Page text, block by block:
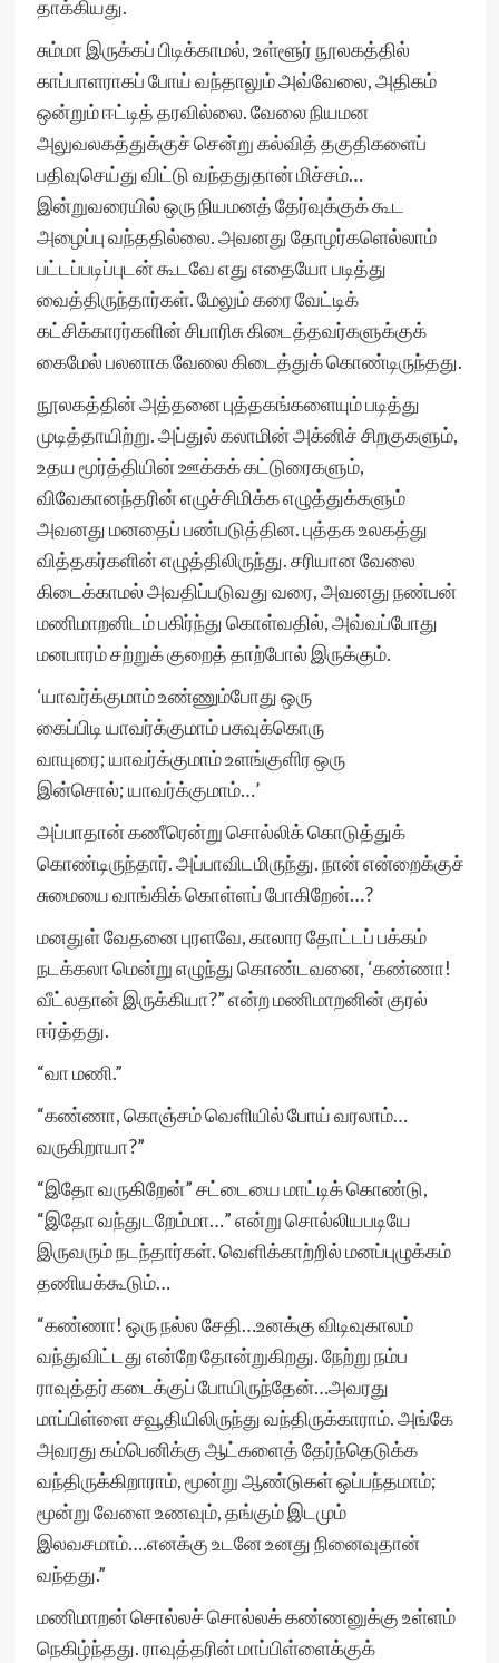
தாக்கியது.
சும்மா இருக்கப் பிடிக்காமல், உள்ளூர் நூலகத்தில்
காப்பாளராகப் போய் வந்தாலும் அவ்வேலை, அதிகம்
ஒன்றும் ஈட்டித் தரவில்லை. வேலை நியமன
அலுவலகத்துக்குச் சென்று கல்வித் தகுதிகளைப்
பதிவுசெய்து விட்டு வந்ததுதான் மிச்சம்…
இன்றுவரையில் ஒரு நியமனத் தேர்வுக்குக் கூட
அழைப்பு வந்ததில்லை. அவனது தோழர்களெல்லாம்
பட்டப்படிப்புடன் கூடவே எது எதையோ படித்து
வைத்திருந்தார்கள். மேலும் கரை வேட்டிக்
கட்சிக்காரர்களின் சிபாரிசு கிடைத்தவர்களுக்குக்
கைமேல் பலனாக வேலை கிடைத்துக் கொண்டிருந்தது.
நூலகத்தின் அத்தனை புத்தகங்களையும் படித்து
முடித்தாயிற்று. அப்துல் கலாமின் அக்னிச் சிறகுகளும்,
உதய மூர்த்தியின் ஊக்கக் கட்டுரைகளும்,
விவேகானந்தரின் எழுச்சிமிக்க எழுத்துக்களும்
அவனது மனதைப் பண்படுத்தின. புத்தக உலகத்து
வித்தகர்களின் எழுத்திலிருந்து. சரியான வேலை
கிடைக்காமல் அவதிப்படுவது வரை, அவனது நண்பன்
மணிமாறனிடம் பகிர்ந்து கொள்வதில், அவ்வப்போது
மனபாரம் சற்றுக் குறைத் தாற்போல் இருக்கும்.
‘யாவர்க்குமாம் உண்ணும்போது ஒரு
கைப்பிடி யாவர்க்குமாம் பசுவுக்கொரு
வாயுரை; யாவர்க்குமாம் உளங்குளிர ஒரு
இன்சொல்; யாவர்க்குமாம்…’
அப்பாதான் கணீரென்று சொல்லிக் கொடுத்துக்
கொண்டிருந்தார். அப்பாவிடமிருந்து. நான் என்றைக்குச்
சுமையை வாங்கிக் கொள்ளப் போகிறேன்…?
மனதுள் வேதனை புரளவே, காலார தோட்டப் பக்கம்
நடக்கலா மென்று எழுந்து கொண்டவனை, ‘கண்ணா!
வீட்லதான் இருக்கியா?” என்ற மணிமாறனின் குரல்
ஈர்த்தது.
“வா மணி.”
“கண்ணா, கொஞ்சம் வெளியில் போய் வரலாம்…
வருகிறாயா?”
“இதோ வருகிறேன்” சட்டையை மாட்டிக் கொண்டு,
“இதோ வந்துடறேம்மா…” என்று சொல்லியபடியே
இருவரும் நடந்தார்கள். வெளிக்காற்றில் மனப்புழுக்கம்
தணியக்கூடும்…
“கண்ணா! ஒரு நல்ல சேதி…உனக்கு விடிவுகாலம்
வந்துவிட்டது என்றே தோன்றுகிறது. நேற்று நம்ப
ராவுத்தர் கடைக்குப் போயிருந்தேன்…அவரது
மாப்பிள்ளை சவூதியிலிருந்து வந்திருக்காராம். அங்கே
அவரது கம்பெனிக்கு ஆட்களைத் தேர்ந்தெடுக்க
வந்திருக்கிறாராம், மூன்று ஆண்டுகள் ஒப்பந்தமாம்;
மூன்று வேளை உணவும், தங்கும் இடமும்
இலவசமாம்….எனக்கு உடனே உனது நினைவுதான்
வந்தது.”
மணிமாறன் சொல்லச் சொல்லக் கண்ணனுக்கு உள்ளம்
நெகிழ்ந்தது. ராவுத்தரின் மாப்பிள்ளைக்குக்